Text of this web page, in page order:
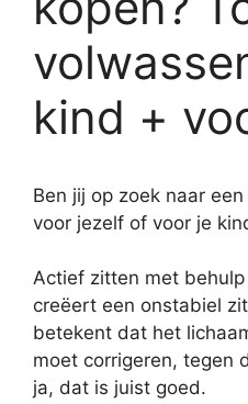
kind +
Ben jij op zoek naar
voor jezelf of voor je
Actief zitten met
creëert een onstabiel
betekent dat het
moet corrigeren, tegen
ja, dat is juist goed.